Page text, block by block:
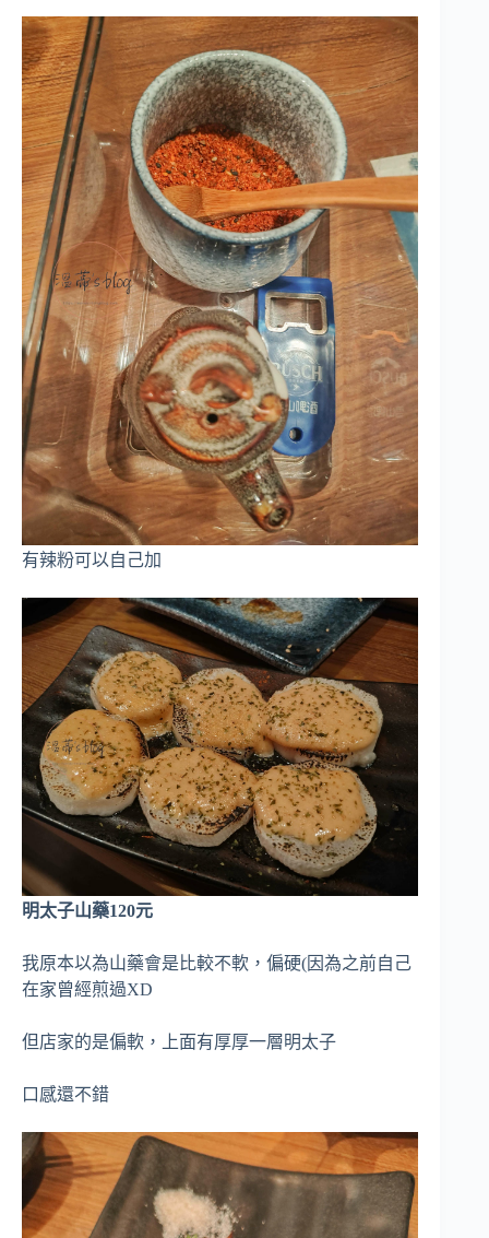
有辣粉可以自己加
明太子山藥120元
我原本以為山藥會是比較不軟，偏硬(因為之前自己
在家曾經煎過XD
但店家的是偏軟，上面有厚厚一層明太子
口感還不錯